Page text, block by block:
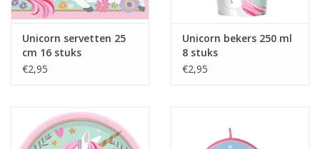
Unicorn servetten 25
cm 16 stuks
€2,95
Unicorn bekers 250 ml
8 stuks
€2,95